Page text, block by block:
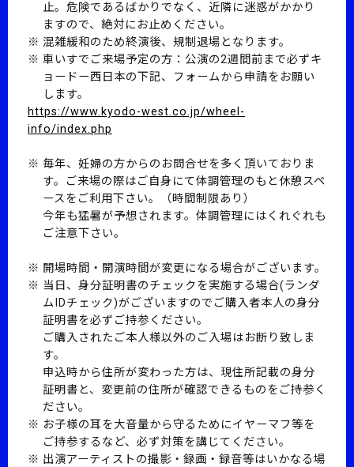
止。危険であるばかりでなく、近隣に迷惑がかかり
ますので、絶対にお止めください。
混雑緩和のため終演後、規制退場となります。
車いすでご来場予定の方：公演の2週間前まで必ずキ
ョードー西日本の下記、フォームから申請をお願い
します。
https://www.kyodo-west.co.jp/wheel-
info/index.php
毎年、妊婦の方からのお問合せを多く頂いておりま
す。ご来場の際はご自身にて体調管理のもと休憩スペ
ースをご利用下さい。（時間制限あり）
今年も猛暑が予想されます。体調管理にはくれぐれも
ご注意下さい。
開場時間・開演時間が変更になる場合がございます。
当日、身分証明書のチェックを実施する場合(ランダ
ムIDチェック)がございますのでご購入者本人の身分
証明書を必ずご持参ください。
ご購入されたご本人様以外のご入場はお断り致しま
す。
申込時から住所が変わった方は、現住所記載の身分
証明書と、変更前の住所が確認できるものをご持参く
ださい。
お子様の耳を大音量から守るためにイヤーマフ等を
ご持参するなど、必ず対策を講じてください。
出演アーティストの撮影・録画・録音等はいかなる場